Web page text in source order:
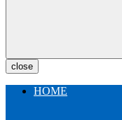
close
HOME